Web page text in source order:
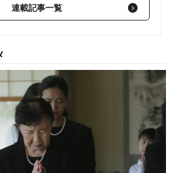
届いた“思いがけない申し出”
「頼れる男」の72歳元部長が途方にく
09
いんです」…待合室で繰り広げられる談
女性が足繁く病院へ向かう“もう一つの
連載記事一覧